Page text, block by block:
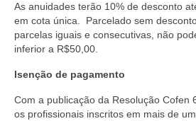
Eleições Triênio 2027-
Eleições 2023
Eleições Anteriores
Agenda do presidente
As anuidades terão 10% de desconto
em cota única. Parcelado sem
parcelas iguais e consecutivas, não
inferior a R$50,00.
Isenção de pagamento
Com a publicação da Resolução Cofen
os profissionais inscritos em mais de